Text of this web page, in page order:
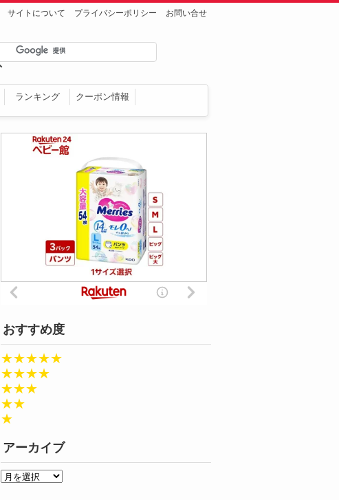
サイトについて プライバシーポリシー お問い合せ
ランキング クーポン情報
おすすめ度
★★★★★
★★★★
★★★
★★
★
アーカイブ
ア